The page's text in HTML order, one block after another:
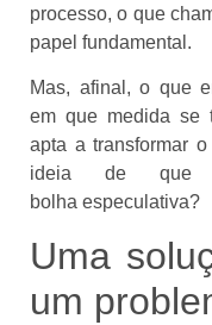
processo, o que
papel fundamental.
Mas, afinal, o que
em que medida se
apta a transformar
ideia de que
bolha especulativa?
Uma
um